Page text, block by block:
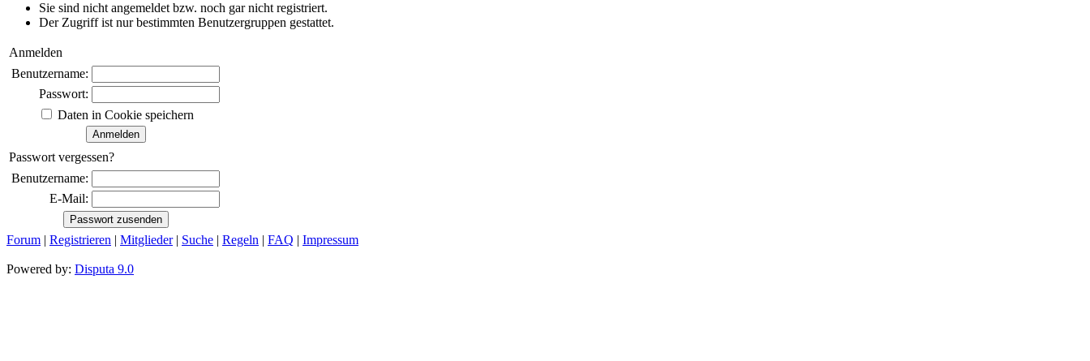
Sie sind nicht angemeldet bzw. noch gar nicht registriert.
Der Zugriff ist nur bestimmten Benutzergruppen gestattet.
Anmelden
Benutzername:
Passwort:
Daten in Cookie speichern
Passwort vergessen?
Benutzername:
E-Mail:
Forum | Registrieren | Mitglieder| Suche | Regeln | FAQ | Impressum
Powered by: Disputa 9.0